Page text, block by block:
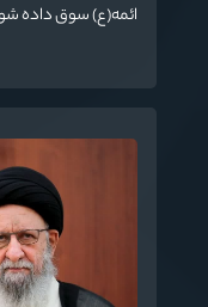
ائمه(ع) سوق داده
بودن نیست بلکه